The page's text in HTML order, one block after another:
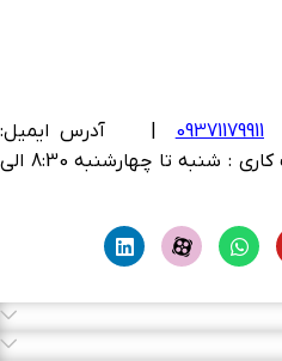
09371179911
آدرس ایمیل:
| ساعات کاری : شنبه تا چهارشنبه 8:30 الی